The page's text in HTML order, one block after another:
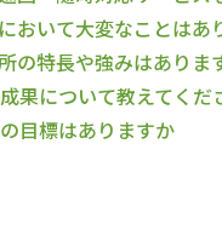
おいて大変なことはあ
の特長や強みはありま
果について教えてくだ
目標はありますか